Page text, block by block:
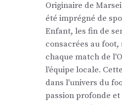
Originaire de
été imprégné de
Enfant, les fin de
consacrées au
chaque match de
l'équipe locale.
dans l'univers du
passion profonde